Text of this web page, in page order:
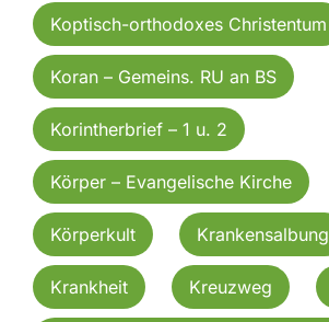
Koptisch-orthodoxes Christentum
Koran – Gemeins. RU an BS
Korintherbrief – 1 u. 2
Körper – Evangelische Kirche
Körperkult Krankensalbung
Krankheit Kreuzweg